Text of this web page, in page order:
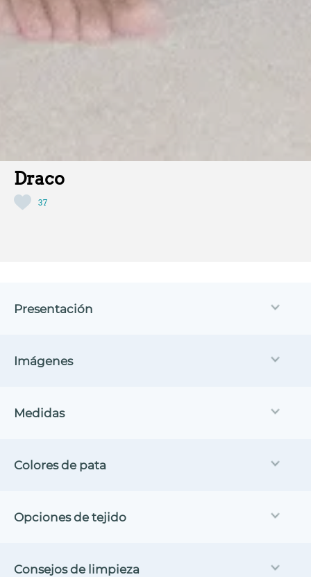
Draco
37
Presentación
Imágenes
Medidas
Colores de pata
Opciones de tejido
Consejos de limpieza